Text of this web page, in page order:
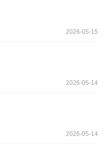
2026-05-15
2026-05-14
2026-05-14